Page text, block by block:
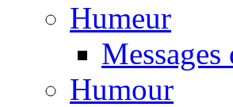
Humeur
Humour